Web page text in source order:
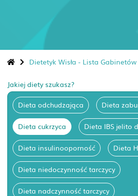
Dietetyk Wisła - Lista Gabinetów
Jakiej diety szukasz?
Dieta odchudzająca Dieta
Dieta cukrzyca Dieta IBS jelito
Dieta insulinooporność Dieta
Dieta niedoczynność tarczycy
Dieta nadczynność tarczycy